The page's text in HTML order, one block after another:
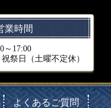
業時間
9:00～17:00
祭日（土曜不定休）
よくあるご質問